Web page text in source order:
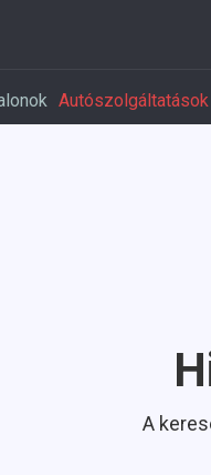
Autószolgáltatások
A